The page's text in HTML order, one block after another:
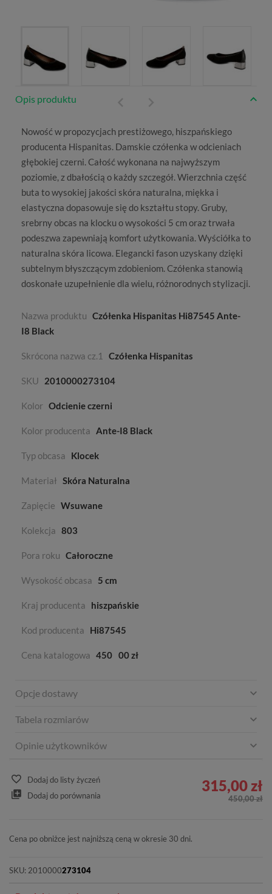
Opis produktu
Nowość w propozycjach prestiżowego, hiszpańskiego
producenta Hispanitas. Damskie czółenka w odcieniach
głębokiej czerni. Całość wykonana na najwyższym
poziomie, z dbałością o każdy szczegół. Wierzchnia część
buta to wysokiej jakości skóra naturalna, miękka i
elastyczna dopasowuje się do kształtu stopy. Gruby,
srebrny obcas na klocku o wysokości 5 cm oraz trwała
podeszwa zapewniają komfort użytkowania. Wyściółka to
naturalna skóra licowa. Elegancki fason uzyskany dzięki
subtelnym błyszczącym zdobieniom. Czółenka stanowią
doskonałe uzupełnienie dla wielu, różnorodnych stylizacji.​
Nazwa produktu Czółenka Hispanitas Hi87545 Ante-
I8 Black
Skrócona nazwa cz.1 Czółenka Hispanitas
SKU 2010000273104
Kolor Odcienie czerni
Kolor producenta Ante-I8 Black
Typ obcasa Klocek
Materiał Skóra Naturalna
Zapięcie Wsuwane
Kolekcja 803
Pora roku Całoroczne
Wysokość obcasa 5 cm
Kraj producenta hiszpańskie
Kod producenta Hi87545
Cena katalogowa 450 00 zł
Opcje dostawy
Tabela rozmiarów
Opinie użytkowników
Dodaj do listy życzeń
Dodaj do porównania
315,00 zł
450,00 zł
Cena po obniżce jest najniższą ceną w okresie 30 dni.
SKU: 2010000273104